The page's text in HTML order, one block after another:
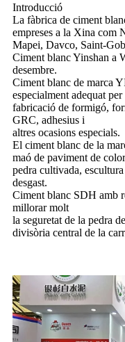
Introducció
La fàbrica de ciment
empreses a la Xina com
Mapei, Davco, Saint-
Ciment blanc Yinshan a
desembre.
Ciment blanc de
especialment adequat per
fabricació de formigó,
GRC, adhesius i
altres ocasions especials.
El ciment blanc de la
maó de paviment de
pedra cultivada,
desgast.
Ciment blanc SDH amb
millorar molt
la seguretat de la pedra
divisòria central de la